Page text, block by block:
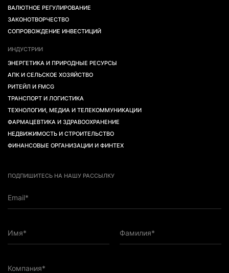
ВАЛЮТНОЕ РЕГУЛИРОВАНИЕ
ЗАКОНОТВОРЧЕСТВО
СОПРОВОЖДЕНИЕ ИНВЕСТИЦИЙ
ИНДУСТРИИ
ЭНЕРГЕТИКА И ПРИРОДНЫЕ РЕСУРСЫ
АПК И СЕЛЬСКОЕ ХОЗЯЙСТВО
РИТЕЙЛ И FMCG
ТРАНСПОРТ И ЛОГИСТИКА
ТЕХНОЛОГИИ, МЕДИА И ТЕЛЕКОММУНИКАЦИИ
ФАРМАЦЕВТИКА И ЗДРАВООХРАНЕНИЕ
НЕДВИЖИМОСТЬ И СТРОИТЕЛЬСТВО
ФИНАНСОВЫЕ ОРГАНИЗАЦИИ И ФИНТЕХ
ПОДПИШИТЕСЬ НА НАШУ РАССЫЛКУ
Email*
Имя* Фамилия*
Компания*